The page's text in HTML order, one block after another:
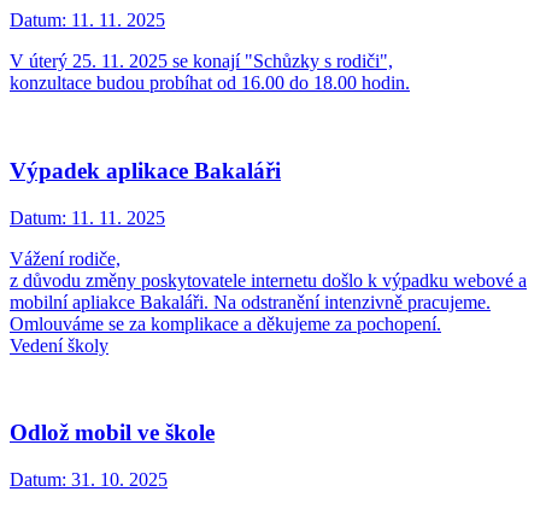
Datum: 11. 11. 2025
V úterý 25. 11. 2025 se konají "Schůzky s rodiči",
konzultace budou probíhat od 16.00 do 18.00 hodin.
Výpadek aplikace Bakaláři
Datum: 11. 11. 2025
Vážení rodiče,
z důvodu změny poskytovatele internetu došlo k výpadku webové a
mobilní apliakce Bakaláři. Na odstranění intenzivně pracujeme.
Omlouváme se za komplikace a děkujeme za pochopení.
Vedení školy
Odlož mobil ve škole
Datum: 31. 10. 2025